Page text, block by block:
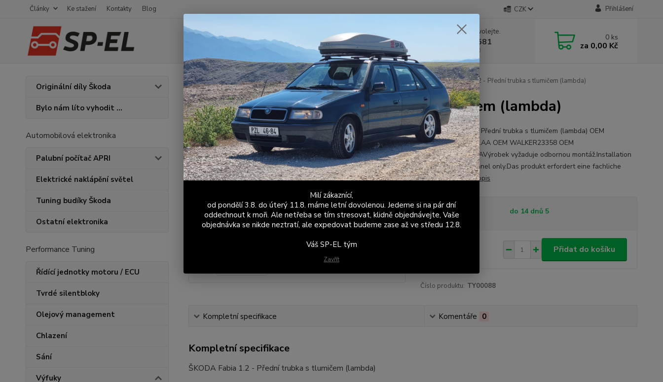
Články Ke stažení Kontakty Blog CZK Přihlášení
Hledat
Nevíte si rady? Zavolejte.
+420 603 411 581
Po - Pá 9:00 - 17:00
0 ks
za 0,00 Kč
Originální díly Škoda
Bylo nám líto vyhodit ...
Automobilová elektronika
Palubní počítač APRI
Elektrické naklápění světel
Tuning budíky Škoda
Ostatní elektronika
Performance Tuning
Řídící jednotky motoru / ECU
Tvrdé silentbloky
Olejový management
Chlazení
Sání
Výfuky
Úvod Výfuky Sériové výfuky Škoda Fabia 1 Fabia 1.2 HTP 12V ŠKODA Fabia 1.2 - Přední trubka s tlumičem (lambda)
ŠKODA Fabia 1.2 - Přední trubka s tlumičem (lambda)
ŠKODA Fabia 1.2 - Přední trubka s tlumičem (lambda) OEM
SKODA6Q0253091AA OEM WALKER23358 OEM
ORIG6Q0253091AAVýrobek vyžaduje odbornou montáž.Installation
by qualified personnel only.Das produkt erfordert eine fachliche
installation.celý popis
Dostupnost do 14 dnů 5
Přidat do košíku
Číslo produktu: TY00088
Kompletní specifikace Komentáře 0
Kompletní specifikace
ŠKODA Fabia 1.2 - Přední trubka s tlumičem (lambda)
Milí zákaznící,
od pondělí 3.8. do úterý 11.8. máme letní dovolenou. Jedeme si na pár dní
oddechnout k moři. Ale netřeba se tím stresovat, klidně objednávejte, Vaše
objednávka se nikde neztratí, ale expedovat budeme zase až ve středu 12.8.
Váš SP-EL tým
Zavřít